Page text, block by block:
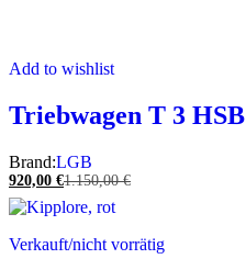
Add to wishlist
Triebwagen T 3 HSB
Brand:LGB
920,00 €1.150,00€
Verkauft/nicht vorrätig